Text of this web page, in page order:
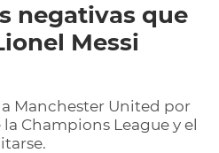
negativas que
Messi
Manchester United por
Champions League y el